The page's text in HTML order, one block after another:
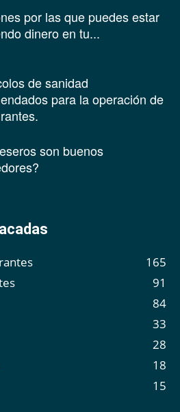
por las que puedes estar
dinero en tu...
de sanidad
para la operación de
son buenos
165
91
84
33
28
18
15